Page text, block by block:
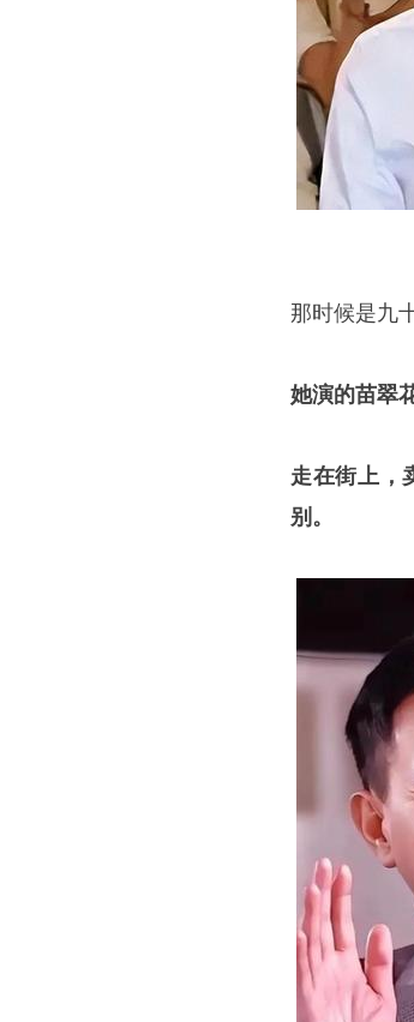
那时候是九
她演的苗翠
走在街上，
别。